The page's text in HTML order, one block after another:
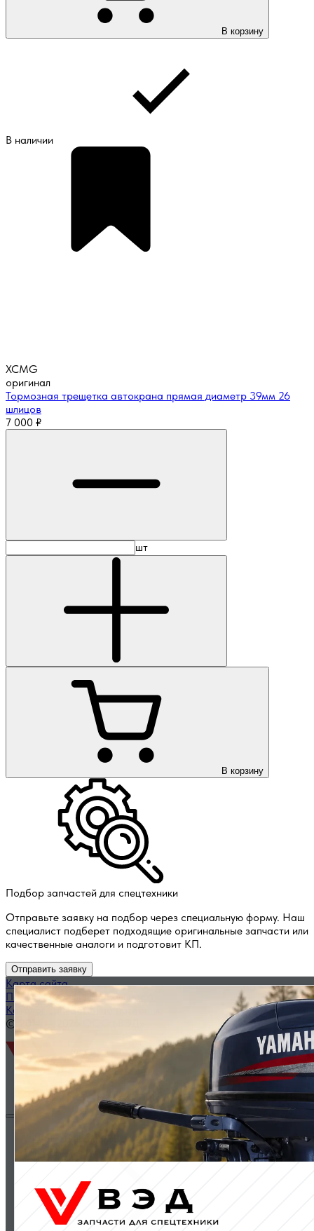
В корзину
В наличии
XCMG
оригинал
Тормозная трещетка автокрана прямая диаметр 39мм 26
шлицов
7 000 ₽
шт
В корзину
Подбор запчастей для спецтехники
Отправьте заявку на подбор через специальную форму. Наш
специалист подберет подходящие оригинальные запчасти или
качественные аналоги и подготовит КП.
Отправить заявку
Карта сайта
Политика конфиденциальности
Каталог запчастей по названию
© 2014 — 2026 ООО «ВЭД»
Двигатели и комплектующие